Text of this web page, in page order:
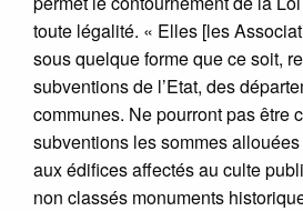
toute légalité. « Elles [les
sous quelque forme que ce soit,
subventions de l’Etat, des
communes. Ne pourront pas être
subventions les sommes
aux édifices affectés au culte
non classés monuments